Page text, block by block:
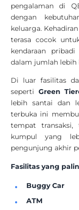
pengalaman di
dengan
keluarga.
terasa cocok
kendaraan
dalam jumlah lebih
Di luar fasilitas
seperti Green
lebih santai dan
terbuka ini
tempat
kumpul yang
pengunjung akhir
Fasilitas yang
Buggy Car
ATM